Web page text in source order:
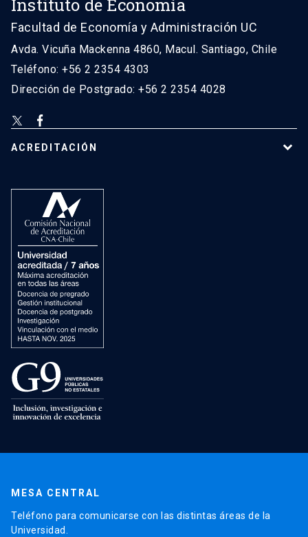
Instituto de Economía
Facultad de Economía y Administración UC
Avda. Vicuña Mackenna 4860, Macul. Santiago, Chile
Teléfono: +56 2 2354 4303
Dirección de Postgrado: +56 2 2354 4028
ACREDITACIÓN
MESA CENTRAL
Teléfono para comunicarse con las distintas áreas de la
Universidad.